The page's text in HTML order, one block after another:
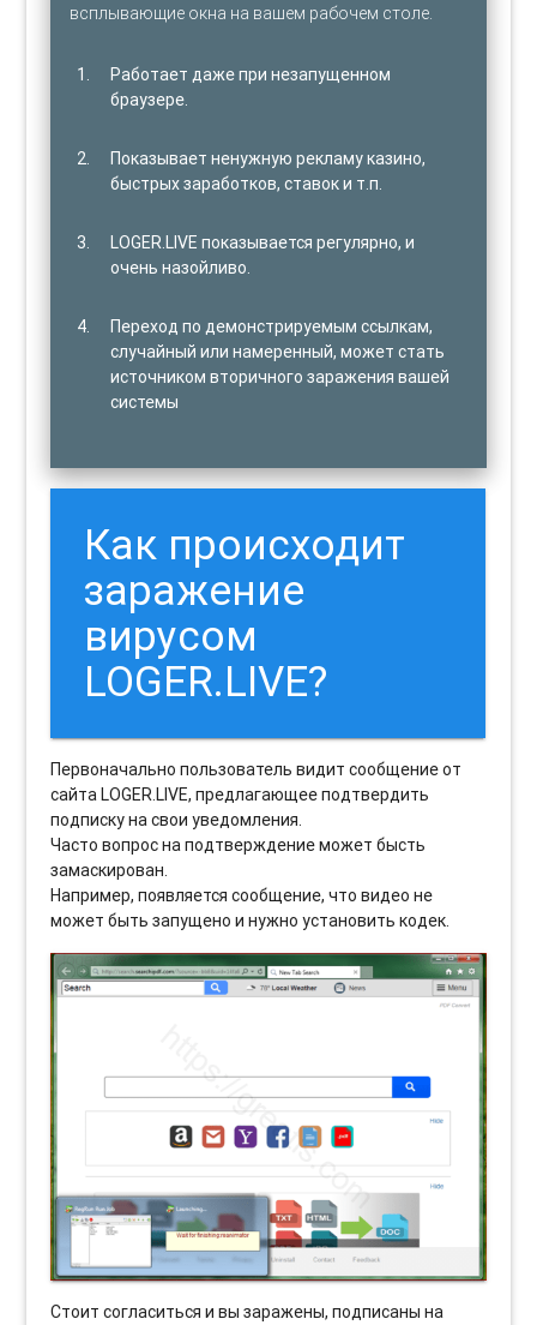
всплывающие окна на вашем рабочем столе.
Работает даже при незапущенном
браузере.
Показывает ненужную рекламу казино,
быстрых заработков, ставок и т.п.
LOGER.LIVE показывается регулярно, и
очень назойливо.
Переход по демонстрируемым ссылкам,
случайный или намеренный, может стать
источником вторичного заражения вашей
системы
Как происходит
заражение
вирусом
LOGER.LIVE?
Первоначально пользователь видит сообщение от
сайта LOGER.LIVE, предлагающее подтвердить
подписку на свои уведомления.
Часто вопрос на подтверждение может бысть
замаскирован.
Например, появляется сообщение, что видео не
может быть запущено и нужно установить кодек.
Стоит согласиться и вы заражены, подписаны на